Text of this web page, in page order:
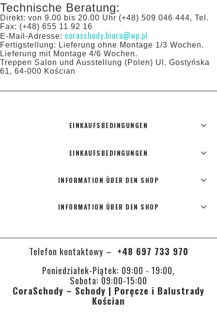
Technische Beratung:
Direkt: von 9.00 bis 20.00 Uhr (+48) 509 046 444, Tel.
Fax: (+48) 655 11 92 16
E-Mail-Adresse: coraschody.biuro@wp.pl
Fertigstellung: Lieferung ohne Montage 1/3 Wochen.
Lieferung mit Montage 4/6 Wochen.
Treppen Salon und Ausstellung (Polen) Ul. Gostyńska
61, 64-000 Kościan
EINKAUFSBEDINGUNGEN
EINKAUFSBEDINGUNGEN
INFORMATION ÜBER DEN SHOP
INFORMATION ÜBER DEN SHOP
Telefon kontaktowy – +48 697 733 970
Poniedziałek-Piątek: 09:00 - 19:00,
Sobota: 09:00-15:00
CoraSchody – Schody | Poręcze i Balustrady
Kościan